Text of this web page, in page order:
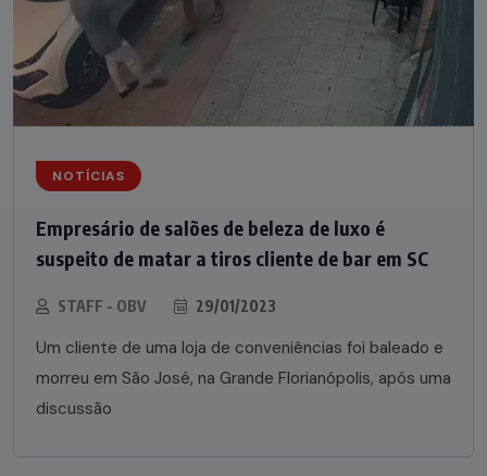
NOTÍCIAS
Empresário de salões de beleza de luxo é
suspeito de matar a tiros cliente de bar em SC
STAFF - OBV 29/01/2023
Um cliente de uma loja de conveniências foi baleado e
morreu em São José, na Grande Florianópolis, após uma
discussão